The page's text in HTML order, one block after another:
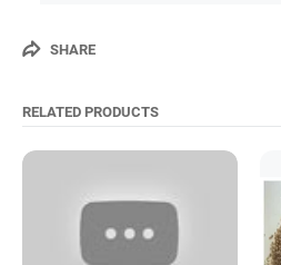
SHARE
RELATED PRODUCTS